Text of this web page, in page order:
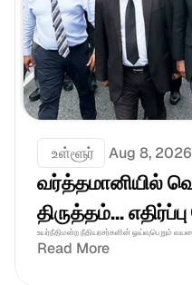
உள்ளூர் Aug 8, 2026
வர்த்தமானியில்
திருத்தம்...
உயர்நீதிமன்ற நீதியரசர்களின் ஓய்வுபெறும்
Read More